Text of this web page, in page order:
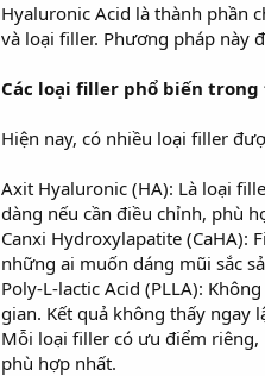
Hyaluronic Acid là thành phần
và loại filler. Phương pháp này
Các loại filler phổ biến
Hiện nay, có nhiều loại filler
Axit Hyaluronic (HA): Là loại
dàng nếu cần điều chỉnh, phù
Canxi Hydroxylapatite (CaHA):
những ai muốn dáng mũi sắc
Poly-L-lactic Acid (PLLA):
gian. Kết quả không thấy
Mỗi loại filler có ưu điểm
phù hợp nhất.